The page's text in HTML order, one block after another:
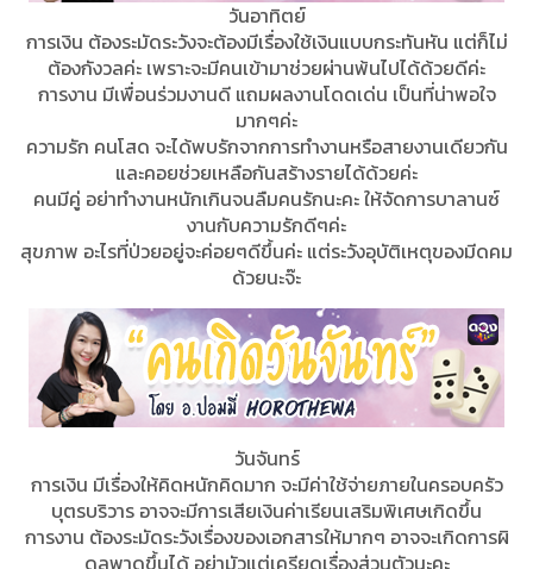
วันอาทิตย์
การเงิน ต้องระมัดระวังจะต้องมีเรื่องใช้เงินแบบกระทันหัน แต่ก็ไม่
ต้องกังวลค่ะ เพราะจะมีคนเข้ามาช่วยผ่านพ้นไปได้ด้วยดีค่ะ
การงาน มีเพื่อนร่วมงานดี แถมผลงานโดดเด่น เป็นที่น่าพอใจ
มากๆค่ะ
ความรัก คนโสด จะได้พบรักจากการทำงานหรือสายงานเดียวกัน
และคอยช่วยเหลือกันสร้างรายได้ด้วยค่ะ
คนมีคู่ อย่าทำงานหนักเกินจนลืมคนรักนะคะ ให้จัดการบาลานซ์
งานกับความรักดีๆค่ะ
สุขภาพ อะไรที่ป่วยอยู่จะค่อยๆดีขึ้นค่ะ แต่ระวังอุบัติเหตุของมีดคม
ด้วยนะจ๊ะ
วันจันทร์
การเงิน มีเรื่องให้คิดหนักคิดมาก จะมีค่าใช้จ่ายภายในครอบครัว
บุตรบริวาร อาจจะมีการเสียเงินค่าเรียนเสริมพิเศษเกิดขึ้น
การงาน ต้องระมัดระวังเรื่องของเอกสารให้มากๆ อาจจะเกิดการผิ